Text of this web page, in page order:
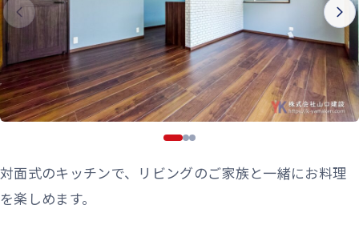
対面式のキッチンで、リビングのご家族と一緒にお料理
を楽しめます。